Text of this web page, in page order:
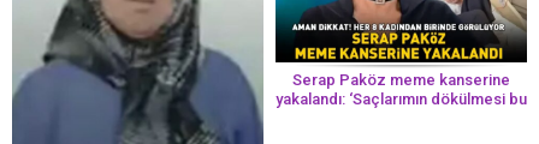
Serap Paköz meme kanserine
yakalandı: ‘Saçlarımın dökülmesi bu